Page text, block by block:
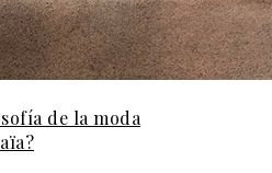
de la moda